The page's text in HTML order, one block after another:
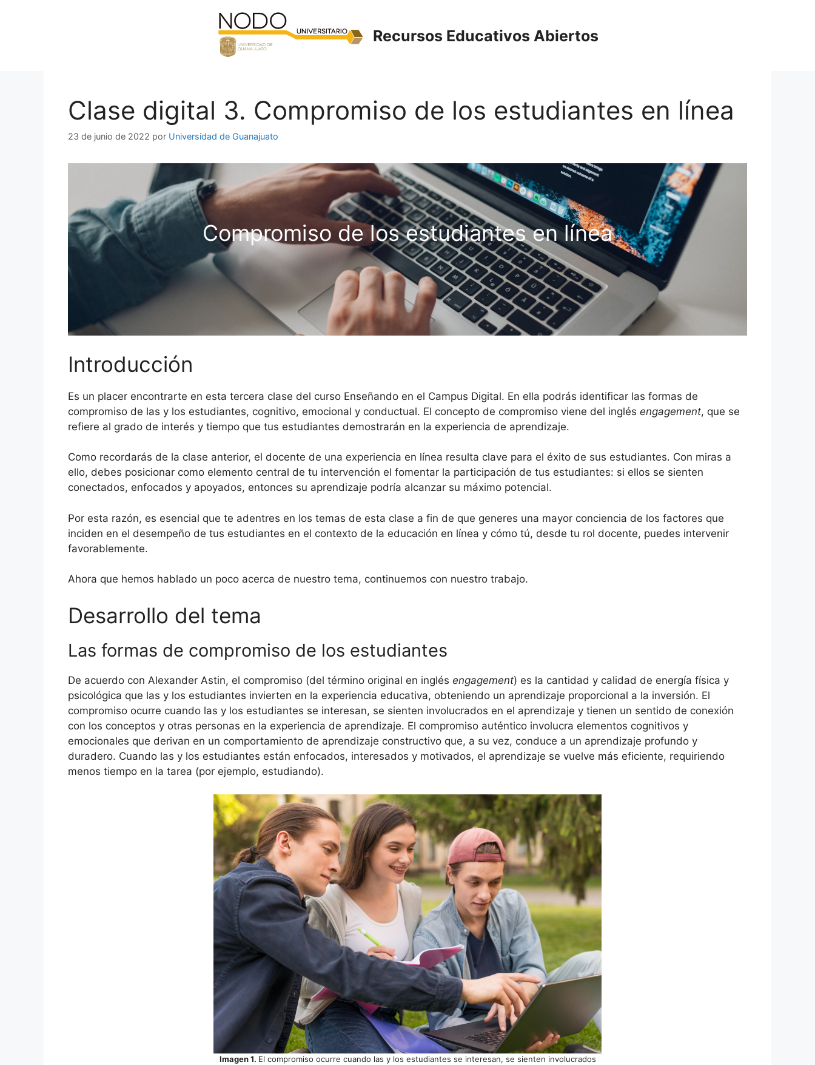
Recursos Educativos Abiertos
Clase digital 3. Compromiso de los estudiantes en línea
23 de junio de 2022 por Universidad de Guanajuato
Compromiso de los estudiantes en línea
Introducción
Es un placer encontrarte en esta tercera clase del curso Enseñando en el Campus Digital. En ella podrás identificar las formas de
compromiso de las y los estudiantes, cognitivo, emocional y conductual. El concepto de compromiso viene del inglés engagement, que se
refiere al grado de interés y tiempo que tus estudiantes demostrarán en la experiencia de aprendizaje.
Como recordarás de la clase anterior, el docente de una experiencia en línea resulta clave para el éxito de sus estudiantes. Con miras a
ello, debes posicionar como elemento central de tu intervención el fomentar la participación de tus estudiantes: si ellos se sienten
conectados, enfocados y apoyados, entonces su aprendizaje podría alcanzar su máximo potencial.
Por esta razón, es esencial que te adentres en los temas de esta clase a fin de que generes una mayor conciencia de los factores que
inciden en el desempeño de tus estudiantes en el contexto de la educación en línea y cómo tú, desde tu rol docente, puedes intervenir
favorablemente.
Ahora que hemos hablado un poco acerca de nuestro tema, continuemos con nuestro trabajo.
Desarrollo del tema
Las formas de compromiso de los estudiantes
De acuerdo con Alexander Astin, el compromiso (del término original en inglés engagement) es la cantidad y calidad de energía física y
psicológica que las y los estudiantes invierten en la experiencia educativa, obteniendo un aprendizaje proporcional a la inversión. El
compromiso ocurre cuando las y los estudiantes se interesan, se sienten involucrados en el aprendizaje y tienen un sentido de conexión
con los conceptos y otras personas en la experiencia de aprendizaje. El compromiso auténtico involucra elementos cognitivos y
emocionales que derivan en un comportamiento de aprendizaje constructivo que, a su vez, conduce a un aprendizaje profundo y
duradero. Cuando las y los estudiantes están enfocados, interesados ​​y motivados, el aprendizaje se vuelve más eficiente, requiriendo
menos tiempo en la tarea (por ejemplo, estudiando).
Imagen 1. El compromiso ocurre cuando las y los estudiantes se interesan, se sienten involucrados